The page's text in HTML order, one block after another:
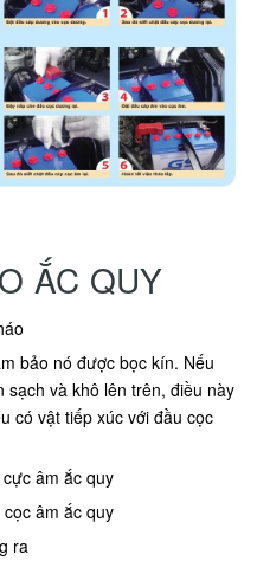
ẮC QUY
bảo nó được bọc kín. Nếu
sạch và khô lên trên, điều này
có vật tiếp xúc với đầu cọc
âm ắc quy
âm ắc quy
ra